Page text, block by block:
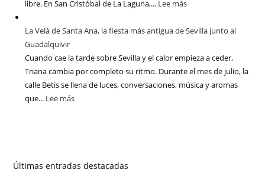
libre. En San Cristóbal de La Laguna,... Lee más
La Velá de Santa Ana, la fiesta más antigua de Sevilla junto al
Guadalquivir
Cuando cae la tarde sobre Sevilla y el calor empieza a ceder,
Triana cambia por completo su ritmo. Durante el mes de julio, la
calle Betis se llena de luces, conversaciones, música y aromas
que... Lee más
Últimas entradas destacadas